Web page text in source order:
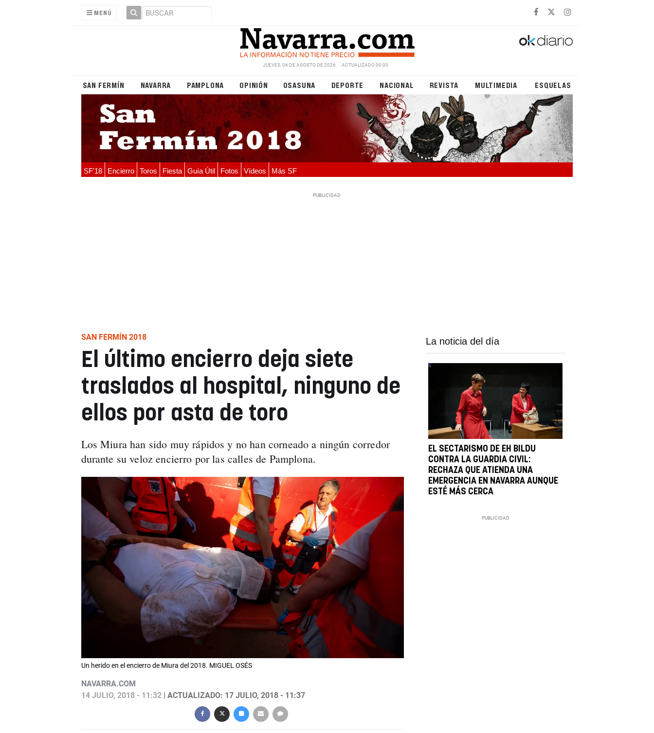
MENÚ
JUEVES, 06 DE AGOSTO DE 2026 ACTUALIZADO 00:00
SAN FERMÍN NAVARRA PAMPLONA OPINIÓN OSASUNA DEPORTE NACIONAL REVISTA MULTIMEDIA ESQUELAS
SF'18 Encierro Toros Fiesta Guía Útil Fotos Vídeos Más SF
SAN FERMÍN 2018
El último encierro deja siete
traslados al hospital, ninguno de
ellos por asta de toro
Los Miura han sido muy rápidos y no han corneado a ningún corredor
durante su veloz encierro por las calles de Pamplona.
Un herido en el encierro de Miura del 2018. MIGUEL OSÉS
NAVARRA.COM
14 JULIO, 2018 - 11:32| ACTUALIZADO: 17 JULIO, 2018 - 11:37
La noticia del día
EL SECTARISMO DE EH BILDU
CONTRA LA GUARDIA CIVIL:
RECHAZA QUE ATIENDA UNA
EMERGENCIA EN NAVARRA AUNQUE
ESTÉ MÁS CERCA